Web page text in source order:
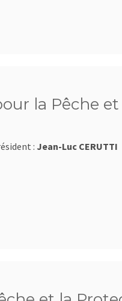
la Pêche
: Jean-Luc CERUTTI